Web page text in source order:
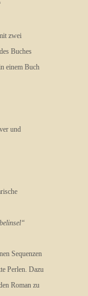
zwei
Buches
einem Buch
und
Sequenzen
Perlen. Dazu
Roman zu